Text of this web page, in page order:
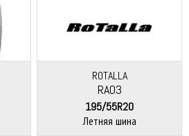
ROTALLA
RA03
195/55R20
Летняя шина